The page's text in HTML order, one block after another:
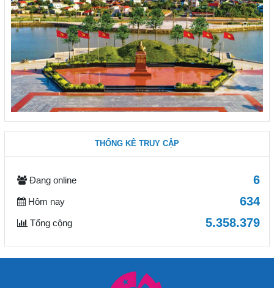
THỐNG KÊ TRUY CẬP
Đang online 6
Hôm nay 634
Tổng cộng 5.358.379